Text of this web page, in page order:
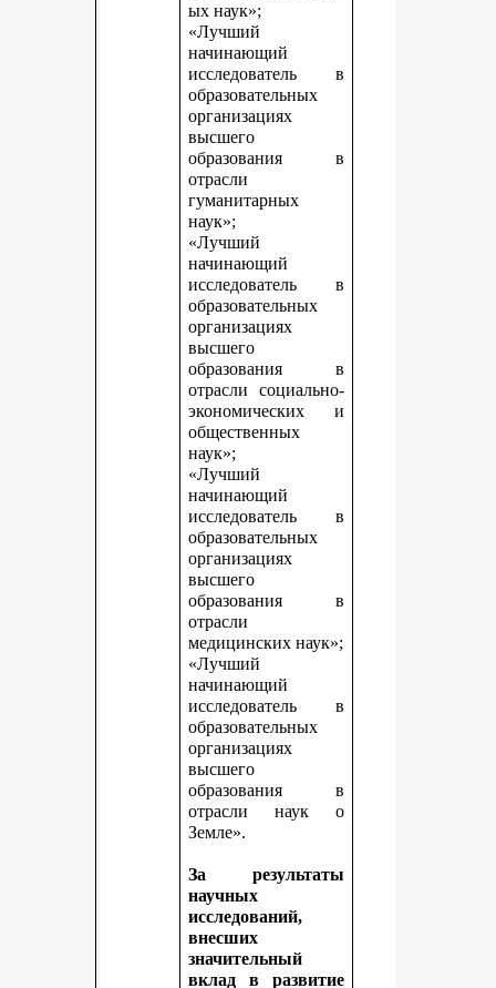
ых наук»;
«Лучший
начинающий
исследователь в
образовательных
организациях
высшего
образования в
отрасли
гуманитарных
наук»;
«Лучший
начинающий
исследователь в
образовательных
организациях
высшего
образования в
отрасли социально-
экономических и
общественных
наук»;
«Лучший
начинающий
исследователь в
образовательных
организациях
высшего
образования в
отрасли
медицинских наук»;
«Лучший
начинающий
исследователь в
образовательных
организациях
высшего
образования в
отрасли наук о
Земле».
За результаты
научных
исследований,
внесших
значительный
вклад в развитие